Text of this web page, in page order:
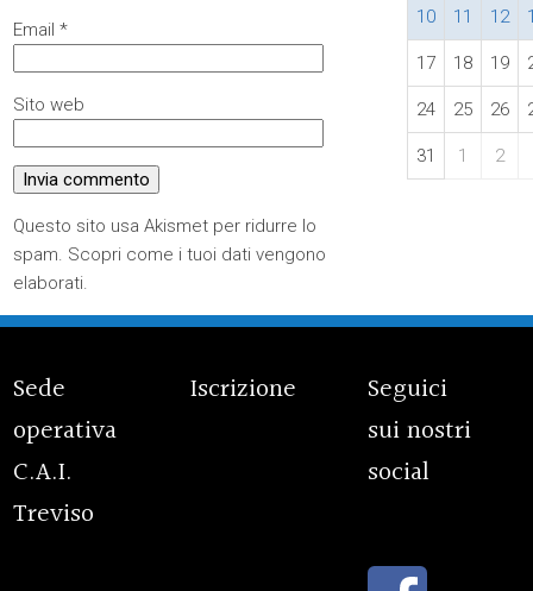
Email*
Sito web
Questo sito usa Akismet per ridurre lo
spam. Scopri come i tuoi dati vengono
elaborati.
10 11 12
17 18 19
24 25 26
31 1 2
Sede
operativa
C.A.I.
Treviso
Iscrizione
Seguici
sui nostri
social